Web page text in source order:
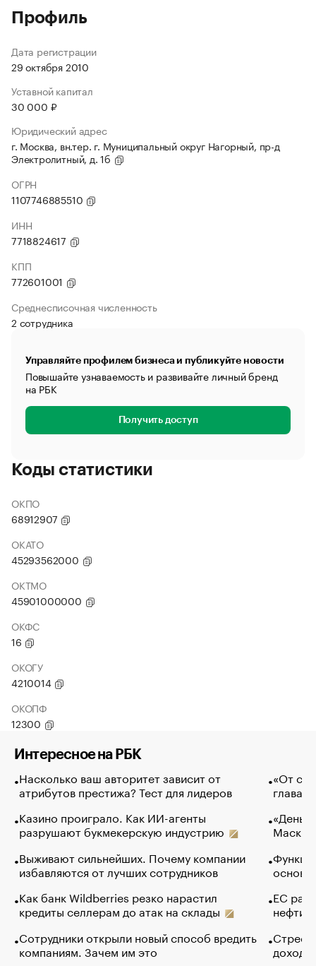
Профиль
Дата регистрации
29 октября 2010
Уставной капитал
30 000 ₽
Юридический адрес
г. Москва, вн.тер. г. Муниципальный округ Нагорный, пр-д
Электролитный, д. 1б
ОГРН
1107746885510
ИНН
7718824617
КПП
772601001
Среднесписочная численность
2 сотрудника
Управляйте профилем бизнеса и публикуйте новости
Повышайте узнаваемость и развивайте личный бренд
на РБК
Получить доступ
Коды статистики
ОКПО
68912907
ОКАТО
45293562000
ОКТМО
45901000000
ОКФС
16
ОКОГУ
4210014
ОКОПФ
12300
Интересное на РБК
Насколько ваш авторитет зависит от
атрибутов престижа? Тест для лидеров
Казино проиграло. Как ИИ-агенты
разрушают букмекерскую индустрию
Выживают сильнейших. Почему компании
избавляются от лучших сотрудников
Как банк Wildberries резко нарастил
кредиты селлерам до атак на склады
Сотрудники открыли новый способ вредить
компаниям. Зачем им это
«От
глава
Маск в
основ
ЕС
нефти